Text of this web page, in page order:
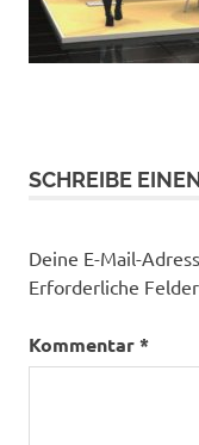
SCHREIBE
Deine E-Mail-
Erforderliche
Kommentar*